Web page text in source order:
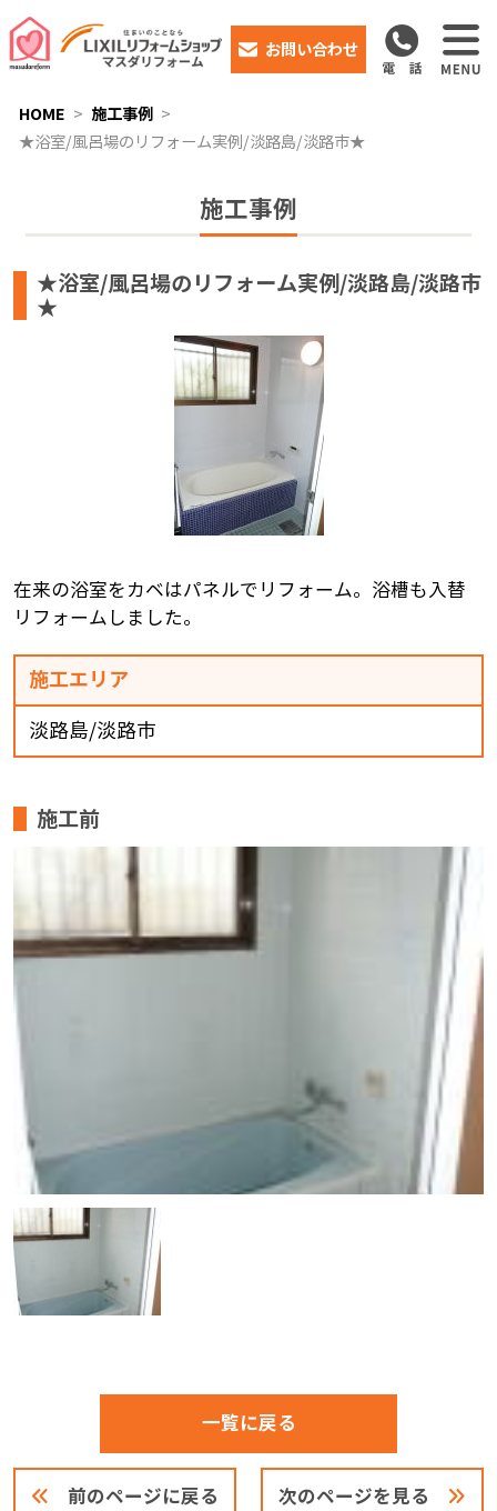
お問い合わせ
HOME
施工事例
★浴室/風呂場のリフォーム実例/淡路島/淡路市★
施工事例
★浴室/風呂場のリフォーム実例/淡路島/淡路市
★
在来の浴室をカベはパネルでリフォーム。浴槽も入替
リフォームしました。
施工エリア
淡路島/淡路市
施工前
前のページに戻る
一覧に戻る
次のページを見る